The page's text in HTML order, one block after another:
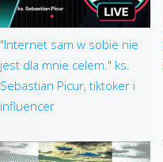
"Internet sam w sobie nie
jest dla mnie celem." ks.
Sebastian Picur, tiktoker i
influencer